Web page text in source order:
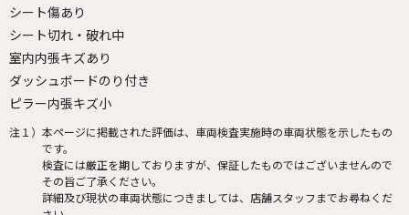
シート傷あり
シート切れ・破れ中
室内内張キズあり
ダッシュボードのり付き
ピラー内張キズ小
注１） 本ページに掲載された評価は、車両検査実施時の車両状態を示したもの
です。
検査には厳正を期しておりますが、保証したものではございませんので
その旨ご了承ください。
詳細及び現状の車両状態につきましては、店舗スタッフまでお尋ねくだ